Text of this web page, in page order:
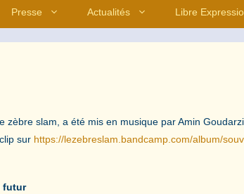
Presse Actualités Libre
zèbre slam, a été mis en musique par Amin Goudarzi,
sur https://lezebreslam.bandcamp.com/album/
futur